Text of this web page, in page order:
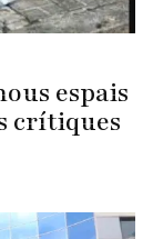
espais
crítiques